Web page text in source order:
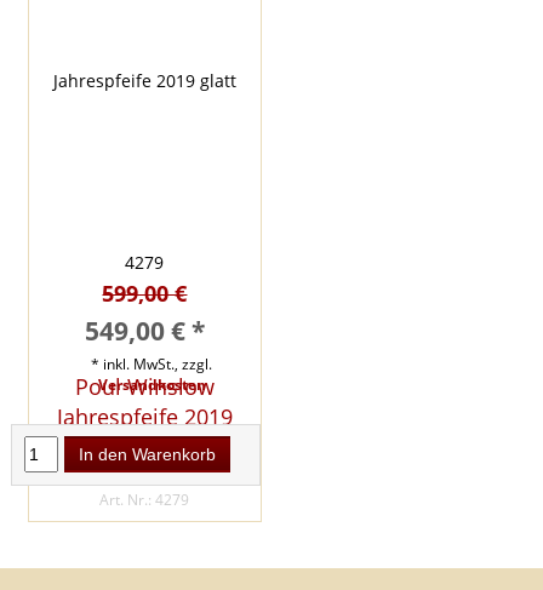
Poul Winslow
Jahrespfeife 2019
glatt 4279
ANGEBOT
Art. Nr.: 4279
549,00 € *
599,00 €
* inkl. MwSt., zzgl.
Versandkosten
In den Warenkorb